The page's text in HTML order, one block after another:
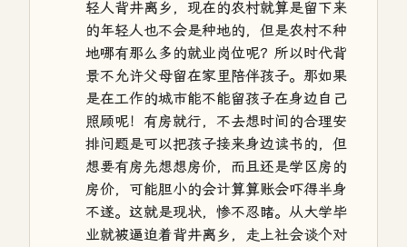
轻人背井离乡，现在的农村就算是留下来
的年轻人也不会是种地的，但是农村不种
地哪有那么多的就业岗位呢？所以时代背
景不允许父母留在家里陪伴孩子。那如果
是在工作的城市能不能留孩子在身边自己
照顾呢！有房就行，不去想时间的合理安
排问题是可以把孩子接来身边读书的，但
想要有房先想想房价，而且还是学区房的
房价，可能胆小的会计算算账会吓得半身
不遂。这就是现状，惨不忍睹。从大学毕
业就被逼迫着背井离乡，走上社会谈个对